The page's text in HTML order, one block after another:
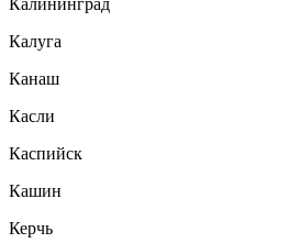
Калуга
Канаш
Касли
Каспийск
Кашин
Керчь